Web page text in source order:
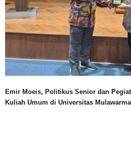
Emir Moeis, Politikus Senior dan
Kuliah Umum di Universitas